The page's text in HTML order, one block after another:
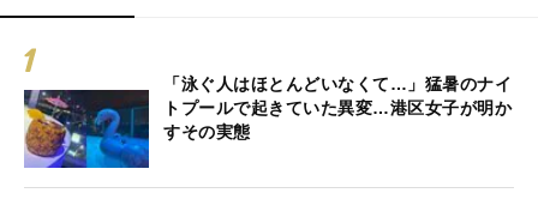
「泳ぐ人はほとんどいなくて…」猛暑のナイ
トプールで起きていた異変…港区女子が明か
すその実態